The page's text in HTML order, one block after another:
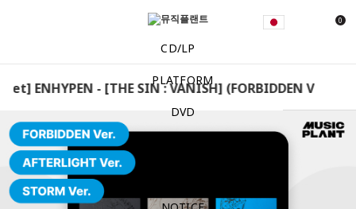
0
CD/LP
PLATFORM
DVD
[EXCLUSIVE GIFT/Set] ENHYPEN - [THE SIN : VANISH]